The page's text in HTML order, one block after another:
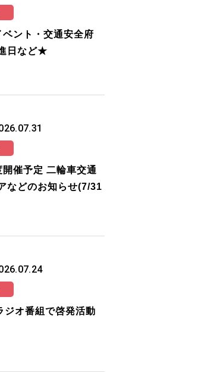
ント・交通安全府
日など★
開催予定 二輪車交通
などのお知らせ(7/31
ジオ番組で啓発活動